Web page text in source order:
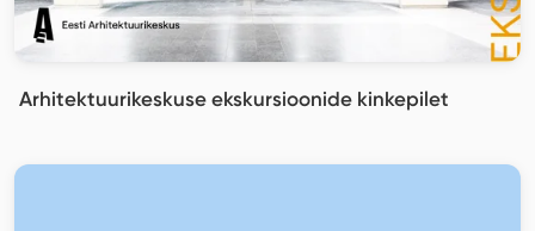
Arhitektuurikeskuse ekskursioonide kinkepilet